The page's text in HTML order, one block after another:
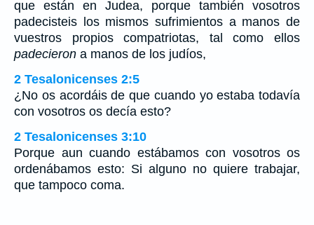
que están en Judea, porque también vosotros
padecisteis los mismos sufrimientos a manos de
vuestros propios compatriotas, tal como ellos
padecieron a manos de los judíos,
2 Tesalonicenses 2:5
¿No os acordáis de que cuando yo estaba todavía
con vosotros os decía esto?
2 Tesalonicenses 3:10
Porque aun cuando estábamos con vosotros os
ordenábamos esto: Si alguno no quiere trabajar,
que tampoco coma.